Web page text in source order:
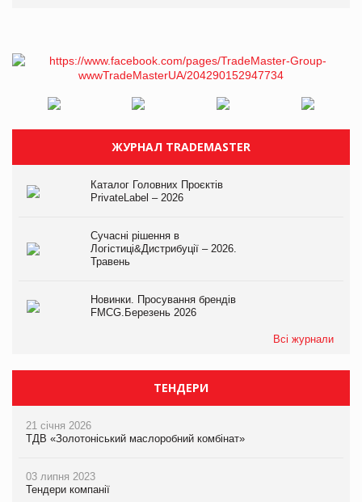
ЖУРНАЛ TRADEMASTER
Каталог Головних Проєктів
PrivateLabel – 2026
Сучасні рішення в
Логістиці&Дистрибуції – 2026.
Травень
Новинки. Просування брендів
FMCG.Березень 2026
Всі журнали
ТЕНДЕРИ
21 січня 2026
ТДВ «Золотоніський маслоробний комбінат»
03 липня 2023
Тендери компанії